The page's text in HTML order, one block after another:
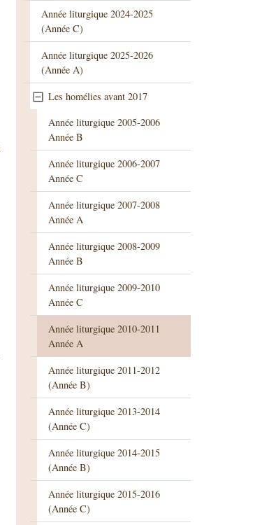
Année liturgique 2024-2025
(Année C)
Année liturgique 2025-2026
(Année A)
Les homélies avant 2017
Année liturgique 2005-2006
Année B
Année liturgique 2006-2007
Année C
Année liturgique 2007-2008
Année A
Année liturgique 2008-2009
Année B
Année liturgique 2009-2010
Année C
Année liturgique 2010-2011
Année A
Année liturgique 2011-2012
(Année B)
Année liturgique 2013-2014
(Année C)
Année liturgique 2014-2015
(Année B)
Année liturgique 2015-2016
(Année C)